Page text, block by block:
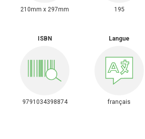
210mm x 297mm 195
ISBN
9791034398874
Langue
français